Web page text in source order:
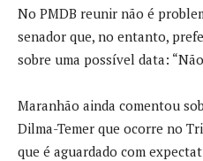
No PMDB reunir não é
senador que, no entanto,
sobre uma possível data:
Maranhão ainda comentou
Dilma-Temer que ocorre no
que é aguardado com